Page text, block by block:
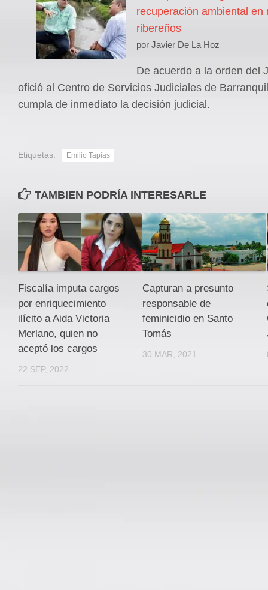
recuperación ambiental en
ribereños
por Javier De La Hoz
De acuerdo a la orden del
ofició al Centro de Servicios Judiciales de
cumpla de inmediato la decisión judicial.
Etiquetas: Emilio Tapias
TAMBIEN PODRÍA INTERESARLE
Fiscalía imputa cargos
por enriquecimiento
ilícito a Aida Victoria
Merlano, quien no
aceptó los cargos
22 SEP, 2022
Capturan a presunto
responsable de
feminicidio en Santo
Tomás
30 MAR, 2021